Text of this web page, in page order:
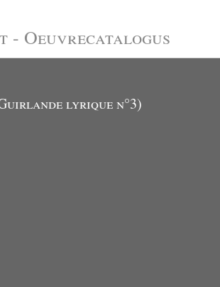
- Oeuvrecatalogus
lyrique n°3)